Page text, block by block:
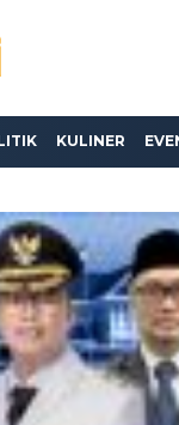
KULINER